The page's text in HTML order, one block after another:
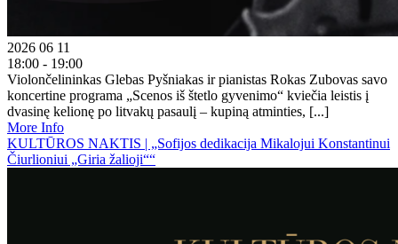
2026 06 11
18:00 - 19:00
Violončelininkas Glebas Pyšniakas ir pianistas Rokas Zubovas savo
koncertine programa „Scenos iš štetlo gyvenimo“ kviečia leistis į
dvasinę kelionę po litvakų pasaulį – kupiną atminties, [...]
More Info
KULTŪROS NAKTIS | „Sofijos dedikacija Mikalojui Konstantinui
Čiurlioniui „Giria žalioji““